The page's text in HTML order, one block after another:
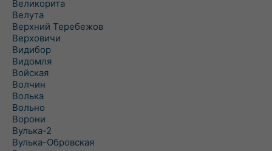
Великорита
Велута
Верхний Теребежов
Верховичи
Видибор
Видомля
Войская
Волчин
Волька
Вольно
Ворони
Вулька-2
Вулька-Обровская